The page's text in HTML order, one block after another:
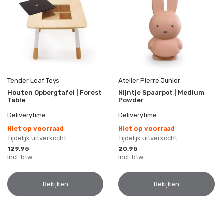
Tender Leaf Toys
Houten Opbergtafel | Forest
Table
Deliverytime
Niet op voorraad
Tijdelijk uitverkocht
129,95
Incl. btw
Bekijken
Atelier Pierre Junior
Nijntje Spaarpot | Medium
Powder
Deliverytime
Niet op voorraad
Tijdelijk uitverkocht
20,95
Incl. btw
Bekijken